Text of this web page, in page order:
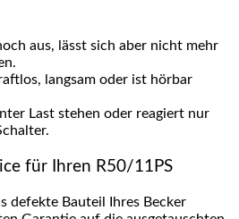
aus, lässt sich aber nicht mehr
langsam oder ist hörbar
Last stehen oder reagiert nur
für Ihren R50/11PS
defekte Bauteil Ihres Becker